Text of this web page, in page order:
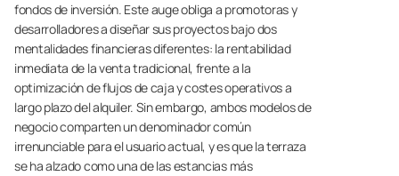
fondos de inversión. Este auge obliga a promotoras y
desarrolladores a diseñar sus proyectos bajo dos
mentalidades financieras diferentes: la rentabilidad
inmediata de la venta tradicional, frente a la
optimización de flujos de caja y costes operativos a
largo plazo del alquiler. Sin embargo, ambos modelos de
negocio comparten un denominador común
irrenunciable para el usuario actual, y es que la terraza
se ha alzado como una de las estancias más